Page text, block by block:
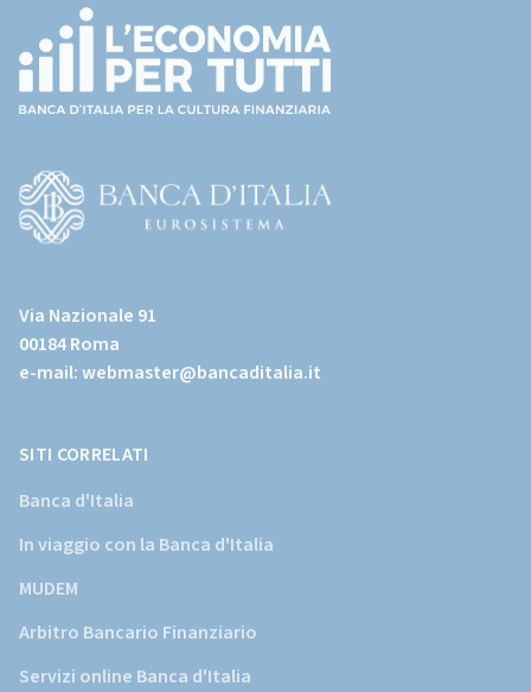
page)
sito
istituzionale
della
Via Nazionale 91
00184 Roma
e-mail:webmaster@bancaditalia.it
SITI CORRELATI
Banca d'Italia
In viaggio con la Banca d'Italia
MUDEM
Arbitro Bancario Finanziario
Servizi online Banca d'Italia